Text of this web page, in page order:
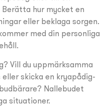
hur mycket en
eller beklaga sorgen.
med din personliga
Vill du uppmärksamma
skicka en kryapådig-
Nallebudet
situationer.